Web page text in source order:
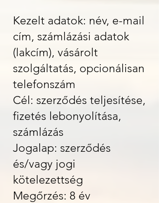
Kezelt adatok: név, e-mail
cím, számlázási adatok
(lakcím), vásárolt
szolgáltatás, opcionálisan
telefonszám
Cél: szerződés teljesítése,
fizetés lebonyolítása,
számlázás
Jogalap: szerződés
és/vagy jogi
kötelezettség
Megőrzés: 8 év